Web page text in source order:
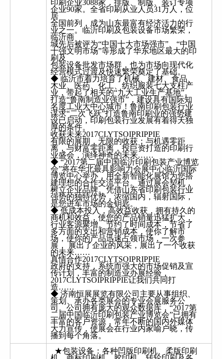
印刷企业3088家，排版、制版、装订专项
企业90家。全省印刷从业人员31万人，位
居
全国前列，成为山东最富有经济活力的行
业之一。临沂印刷及包装设备市场繁荣，
临沂商
城先后被评为“中国十大市场强市”、“中国
十强文明市场”等形成了华东地区最大的印
刷及
包装设备批发市场群，也为市场向现代化
经营模式过渡及快速繁荣奠定了基础。
◆ 临沂市着力培育了机械、建材、食品、
木业、医药、化工、纺织服装七大支柱产
业，带起了相关的“九大工业生产基地”。
打造“鲁南制造业强市”，建设具有国际知
名度工业大中心城市！鲁南印刷包装行业
谋求“二次飞跃”打造鲁南印刷业的强势建
设已启动，印刷包装行业发展有着得天独
厚的条件。
收获未来2017CLYTSOIPRIPPIE
有限的展期，无限的收获；与机遇零距
离，与财富零距离，投巨资打造的印刷行
业盛会，演绎神奇的未来……
◆ “2017第二届中国临沂印刷包装产业博览
会”将在华北最具影响力会展中心临沂国际
博览中心举办，用全新智能化展馆为您搭
建理想的合作交流平台。通过展会契机，
树立企业品牌。凭借山东省印刷包装行业
强势的独特优势，浓缩国内，辐射国际，
是您进军市场的金钥匙。
◆ 低成本投入，高效益收获，拥有持久的
商机和效益，使您的产品销量迅猛扩大，
行业客源聚增。节约了时间成本，节省了
多方面的支出和营销成本，使你了解市
场，使你的产品迅速占领市场，一次参
展， 展出了企业的风采，展出了一个收获
的未来……
真情合作2017CLYTSOIPRIPPIE
政府的支持，系统而强大的市场促销及宣
传计划，丰富的制造业办展经验，
2017CLYTSOIPRIPPIE让我们共同打
造……
◆ 济南恒展展览有限公司主要从事组织、
策划、承办各类展会的专业会展服务公
司。公司拥有庞大的观众数据库，“2017第
二届中国临沂印刷包装产业博览会”已拥有
丰富的客户资源，常年不断的国内外媒体
大力宣传，使展会在行业内家喻户晓，传
播到每个角落。
★包装设备：各种凹版印刷机、柔版印刷